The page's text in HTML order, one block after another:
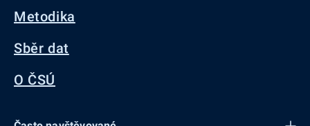
Metodika
Sběr dat
O ČSÚ